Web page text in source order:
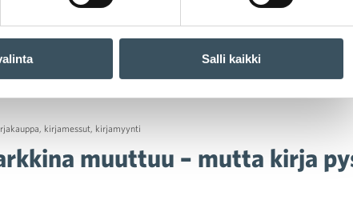
Salli kaikki
pysyy
kirjamessut kirjamyynti
muuttuu – mutta kirja